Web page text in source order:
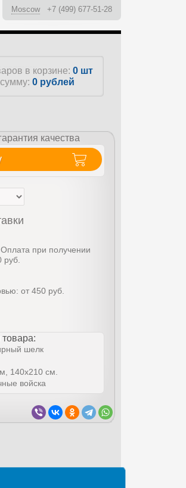
Moscow +7 (499) 677-51-28
в корзине: 0 шт
0 рублей
качества
при получении
руб.
от 450 руб.
товара:
шелк
140х210 см.
войска